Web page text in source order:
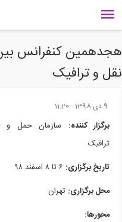
کنفرانس بین
و ترافیک
برگزار کننده:سازمان حمل و
ترافیک
تاریخ برگزاری:۶ تا ۸ اسفند ۹۸
محل برگزاری:‌تهران
محورها: